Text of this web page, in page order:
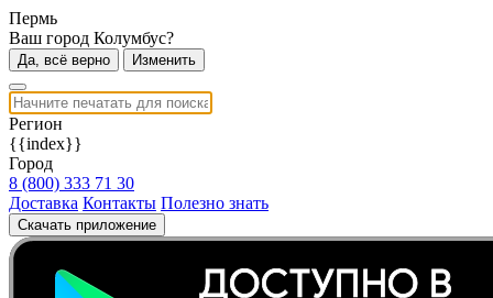
Пермь
Ваш город Колумбус?
Да, всё верно Изменить
Регион
{{index}}
Город
8 (800) 333 71 30
Доставка Контакты Полезно знать
Скачать приложение